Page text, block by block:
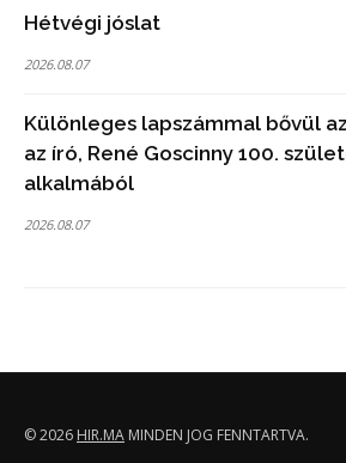
Hétvégi jóslat
2026.08.07
Különleges lapszámmal bővül
az író, René Goscinny 100.
alkalmából
2026.08.07
© 2026 HIR.MA MINDEN JOG FENNTARTVA.